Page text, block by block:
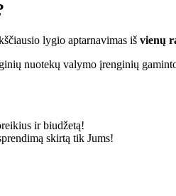
lygio aptarnavimas iš vienų
nuotekų valymo įrenginių
ir biudžetą!
skirtą tik Jums!